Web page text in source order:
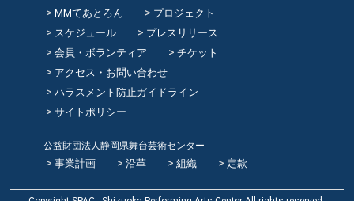
MMてあとろん
プロジェクト
スケジュール
プレスリリース
会員・ボランティア
チケット
アクセス・お問い合わせ
ハラスメント防止ガイドライン
サイトポリシー
公益財団法人静岡県舞台芸術センター
事業計画 沿革 組織 定款